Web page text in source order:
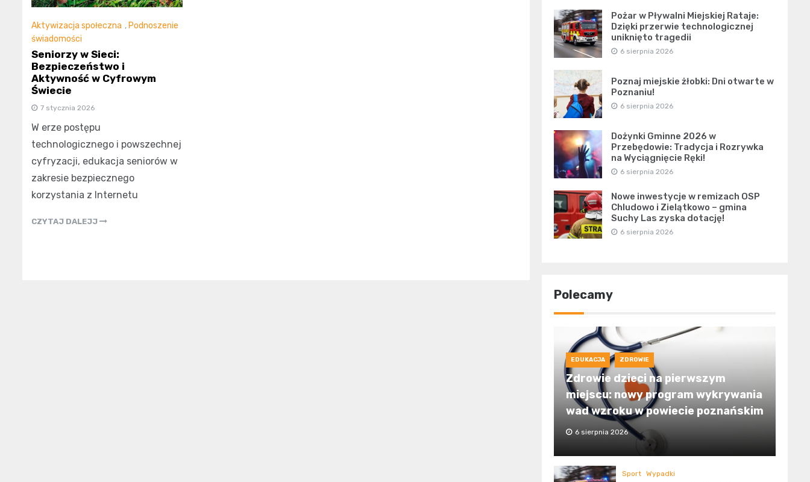
Aktywizacja społeczna , Podnoszenie
świadomości
Seniorzy w Sieci:
Bezpieczeństwo i
Aktywność w Cyfrowym
Świecie
7 stycznia 2026
W erze postępu
technologicznego i powszechnej
cyfryzacji, edukacja seniorów w
zakresie bezpiecznego
korzystania z Internetu
CZYTAJ DALEJJ
Pożar w Pływalni Miejskiej Rataje:
Dzięki przerwie technologicznej
uniknięto tragedii
6 sierpnia 2026
Poznaj miejskie żłobki: Dni otwarte w
Poznaniu!
6 sierpnia 2026
Dożynki Gminne 2026 w
Przebędowie: Tradycja i Rozrywka
na Wyciągnięcie Ręki!
6 sierpnia 2026
Nowe inwestycje w remizach OSP
Chludowo i Zielątkowo – gmina
Suchy Las zyska dotację!
6 sierpnia 2026
Polecamy
EDUKACJA ZDROWIE
Zdrowie dzieci na pierwszym
miejscu: nowy program wykrywania
wad wzroku w powiecie poznańskim
6 sierpnia 2026
Sport Wypadki